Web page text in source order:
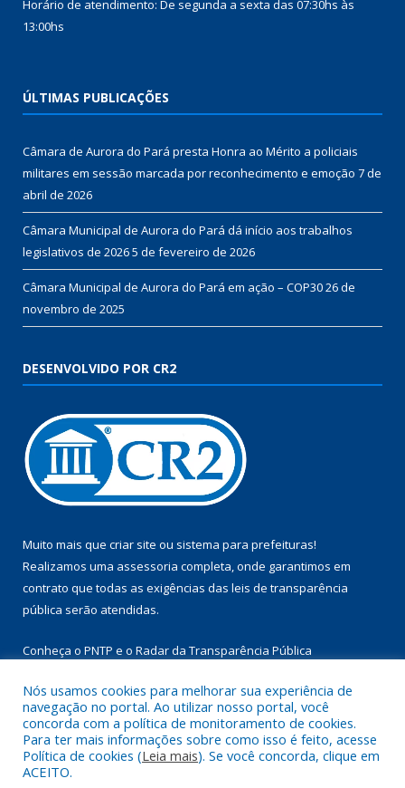
Horário de atendimento: De segunda a sexta das 07:30hs às
13:00hs
ÚLTIMAS PUBLICAÇÕES
Câmara de Aurora do Pará presta Honra ao Mérito a policiais
militares em sessão marcada por reconhecimento e emoção 7 de
abril de 2026
Câmara Municipal de Aurora do Pará dá início aos trabalhos
legislativos de 20265 de fevereiro de 2026
Câmara Municipal de Aurora do Pará em ação – COP3026 de
novembro de 2025
DESENVOLVIDO POR CR2
Muito mais que criar site ou sistema para prefeituras!
Realizamos uma assessoria completa, onde garantimos em
contrato que todas as exigências das leis de transparência
pública serão atendidas.
Conheça o PNTP e o Radar da Transparência Pública
Todos os direitos reservados a Câmara Municipal de Aurora do
Pará.
Nós usamos cookies para melhorar sua experiência de
navegação no portal. Ao utilizar nosso portal, você
concorda com a política de monitoramento de cookies.
Para ter mais informações sobre como isso é feito, acesse
Política de cookies (Leia mais). Se você concorda, clique em
ACEITO.